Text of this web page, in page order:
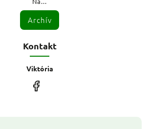
Archív
Kontakt
Viktória